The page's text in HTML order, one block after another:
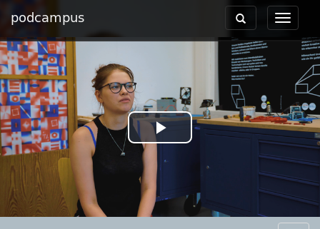
podcampus
Toggle
Toggle
navigation
Play
Video